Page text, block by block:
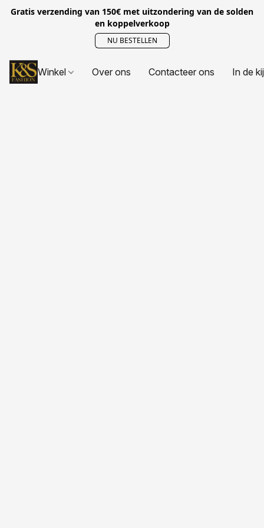
Gratis verzending van 150€ met uitzondering van de solden
en koppelverkoop
NU BESTELLEN
Winkel Over ons Contacteer ons In de